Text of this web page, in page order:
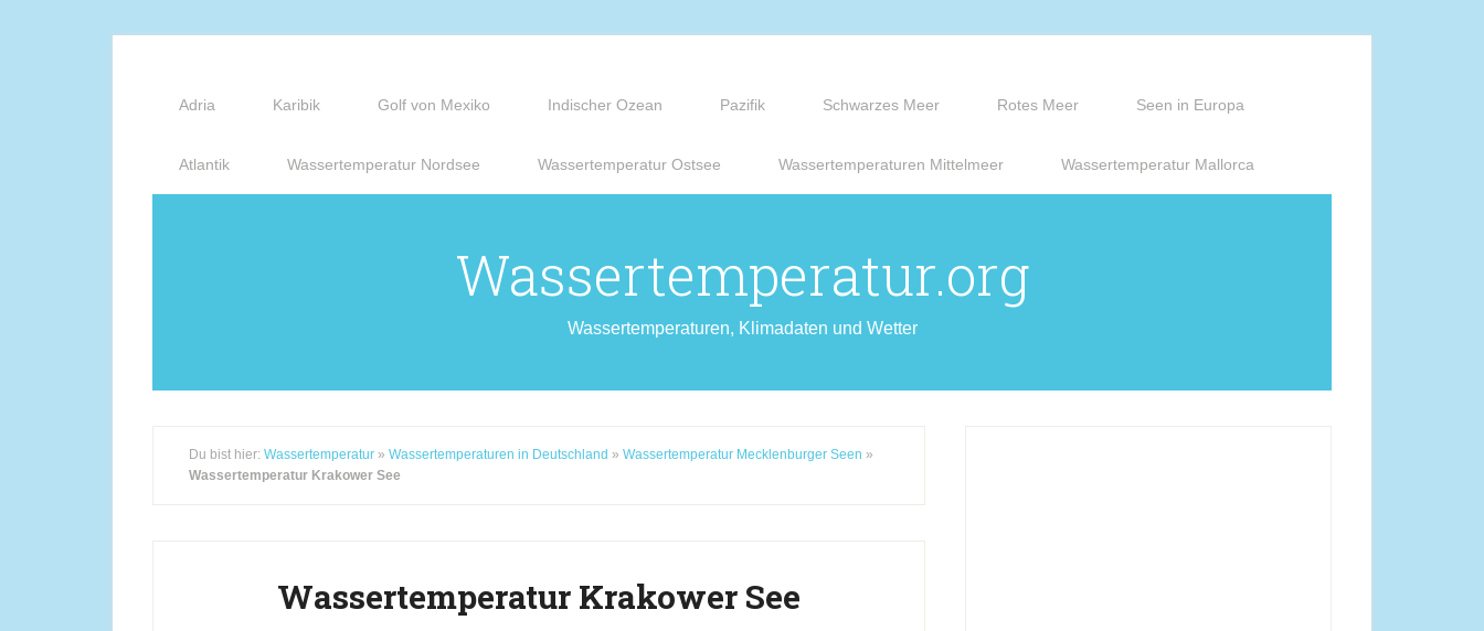
Adria Karibik Golf von Mexiko Indischer Ozean Pazifik Schwarzes Meer Rotes Meer Seen in Europa
Atlantik Wassertemperatur Nordsee Wassertemperatur Ostsee Wassertemperaturen Mittelmeer Wassertemperatur Mallorca
Wassertemperatur.org
Wassertemperaturen, Klimadaten und Wetter
Du bist hier: Wassertemperatur » Wassertemperaturen in Deutschland » Wassertemperatur Mecklenburger Seen »
Wassertemperatur Krakower See
Wassertemperatur Krakower See